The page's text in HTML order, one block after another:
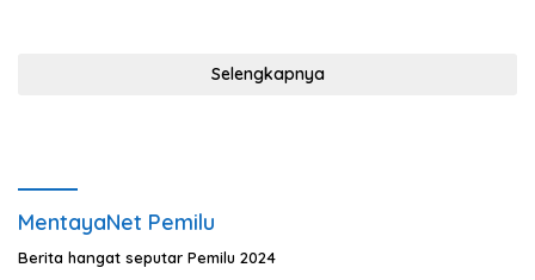
Selengkapnya
MentayaNet Pemilu
Berita hangat seputar Pemilu 2024